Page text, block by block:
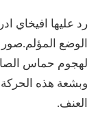
رد عليها افيخاي
الوضع
لهجوم حماس
وبشعة هذه
العنف.